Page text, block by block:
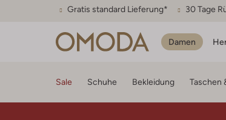
Gratis standard Lieferung* 30 Tage
Damen
Sale Schuhe Bekleidung Taschen